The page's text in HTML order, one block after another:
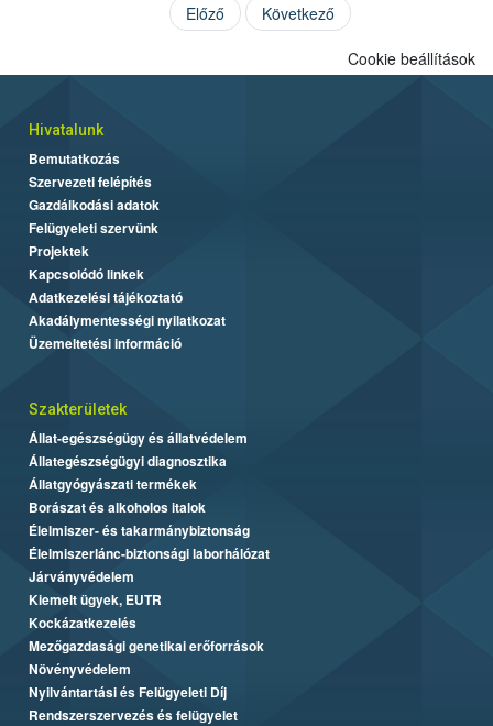
Előző Következő
Cookie beállítások
Hivatalunk
Bemutatkozás
Szervezeti felépítés
Gazdálkodási adatok
Felügyeleti szervünk
Projektek
Kapcsolódó linkek
Adatkezelési tájékoztató
Akadálymentességi nyilatkozat
Üzemeltetési információ
Szakterületek
Állat-egészségügy és állatvédelem
Állategészségügyi diagnosztika
Állatgyógyászati termékek
Borászat és alkoholos italok
Élelmiszer- és takarmánybiztonság
Élelmiszerlánc-biztonsági laborhálózat
Járványvédelem
Kiemelt ügyek, EUTR
Kockázatkezelés
Mezőgazdasági genetikai erőforrások
Növényvédelem
Nyilvántartási és Felügyeleti Díj
Rendszerszervezés és felügyelet